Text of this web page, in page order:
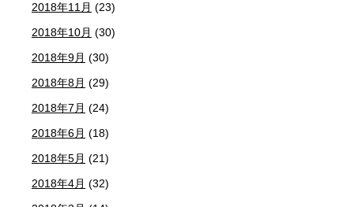
2018年11月 (23)
2018年10月 (30)
2018年9月 (30)
2018年8月 (29)
2018年7月 (24)
2018年6月 (18)
2018年5月 (21)
2018年4月 (32)